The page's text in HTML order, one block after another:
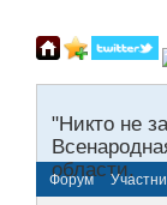
"Никто не
области.
Форум